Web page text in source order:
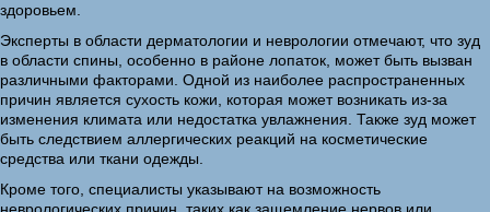
здоровьем.
Эксперты в области дерматологии и неврологии отмечают, что зуд
в области спины, особенно в районе лопаток, может быть вызван
различными факторами. Одной из наиболее распространенных
причин является сухость кожи, которая может возникать из-за
изменения климата или недостатка увлажнения. Также зуд может
быть следствием аллергических реакций на косметические
средства или ткани одежды.
Кроме того, специалисты указывают на возможность